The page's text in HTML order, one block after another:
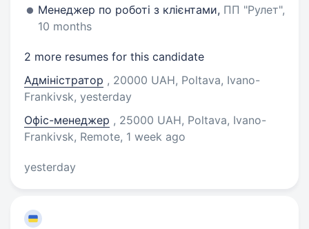
Менеджер по роботі з клієнтами, ПП "Рулет",
10 months
2 more resumes for this candidate
Адміністратор , 20000 UAH, Poltava, Ivano-
Frankivsk, yesterday
Офіс-менеджер , 25000 UAH, Poltava, Ivano-
Frankivsk, Remote, 1 week ago
yesterday